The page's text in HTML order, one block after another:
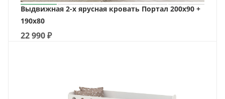
Выдвижная 2-х ярусная кровать Портал 200х90 +
190х80
22 990₽